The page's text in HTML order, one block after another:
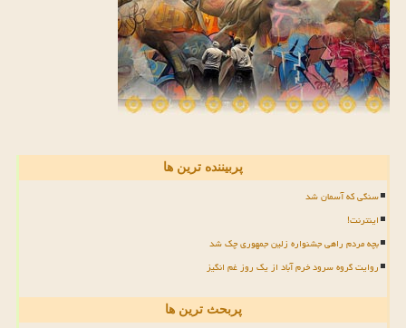
پربیننده ترین ها
سنگی که آسمان شد
اینترنت!
بچه مردم راهی جشنواره زلین جمهوری چک شد
روایت گروه سرود خرم آباد از یک روز غم انگیز
پربحث ترین ها